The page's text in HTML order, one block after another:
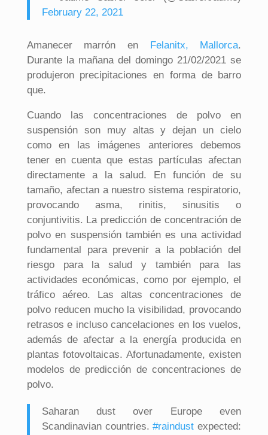
February 22, 2021
Amanecer marrón en Felanitx, Mallorca.
Durante la mañana del domingo 21/02/2021 se
produjeron precipitaciones en forma de barro
que.
Cuando las concentraciones de polvo en
suspensión son muy altas y dejan un cielo
como en las imágenes anteriores debemos
tener en cuenta que estas partículas afectan
directamente a la salud. En función de su
tamaño, afectan a nuestro sistema respiratorio,
provocando asma, rinitis, sinusitis o
conjuntivitis. La predicción de concentración de
polvo en suspensión también es una actividad
fundamental para prevenir a la población del
riesgo para la salud y también para las
actividades económicas, como por ejemplo, el
tráfico aéreo. Las altas concentraciones de
polvo reducen mucho la visibilidad, provocando
retrasos e incluso cancelaciones en los vuelos,
además de afectar a la energía producida en
plantas fotovoltaicas. Afortunadamente, existen
modelos de predicción de concentraciones de
polvo.
Saharan dust over Europe even
Scandinavian countries.#raindust expected: